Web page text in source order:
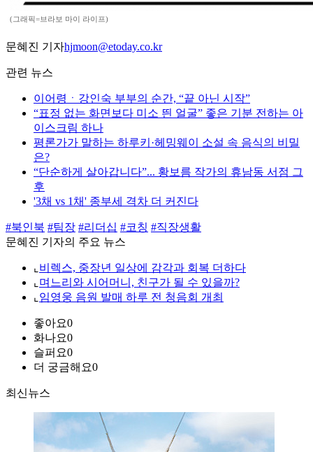
(그래픽=브라보 마이 라이프)
문혜진 기자hjmoon@etoday.co.kr
관련 뉴스
이어령ㆍ강인숙 부부의 순간, “끝 아닌 시작”
“표정 없는 화면보다 미소 띈 얼굴” 좋은 기분 전하는 아
이스크림 하나
평론가가 말하는 하루키·헤밍웨이 소설 속 음식의 비밀
은?
“단순하게 살아갑니다”... 황보름 작가의 휴남동 서점 그
후
'3채 vs 1채' 종부세 격차 더 커진다
#북인북 #팀장 #리더십 #코칭 #직장생활
문혜진 기자의 주요 뉴스
⌞ 비렉스, 중장년 일상에 감각과 회복 더하다
⌞ 며느리와 시어머니, 친구가 될 수 있을까?
⌞ 임영웅 음원 발매 하루 전 청음회 개최
좋아요0
화나요0
슬퍼요0
더 궁금해요0
최신뉴스